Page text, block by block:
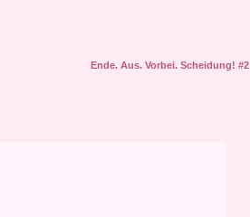
Ende. Aus. Vorbei. Scheidung! #2